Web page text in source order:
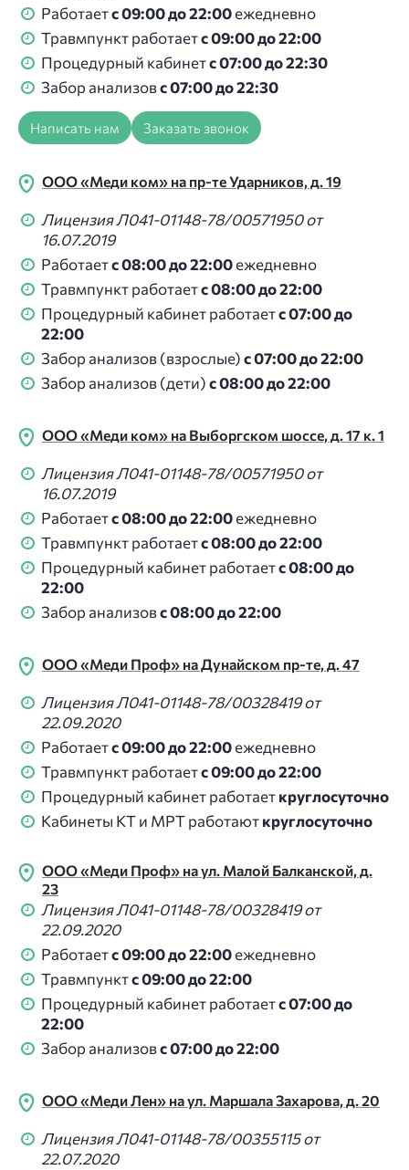
Работаетс 09:00 до 22:00ежедневно
Травмпункт работаетс 09:00 до 22:00
Процедурный кабинетс 07:00 до 22:30
Забор анализовс 07:00 до 22:30
Написать нам Заказать звонок
ООО «Меди ком» на пр-те Ударников, д. 19
Лицензия Л041-01148-78/00571950 от
16.07.2019
Работаетс 08:00 до 22:00ежедневно
Травмпункт работаетс 08:00 до 22:00
Процедурный кабинет работаетс 07:00 до
22:00
Забор анализов (взрослые)с 07:00 до 22:00
Забор анализов (дети)с 08:00 до 22:00
ООО «Меди ком» на Выборгском шоссе, д. 17 к. 1
Лицензия Л041-01148-78/00571950 от
16.07.2019
Работаетс 08:00 до 22:00ежедневно
Травмпункт работаетс 08:00 до 22:00
Процедурный кабинет работаетс 08:00 до
22:00
Забор анализовс 08:00 до 22:00
ООО «Меди Проф» на Дунайском пр-те, д. 47
Лицензия Л041-01148-78/00328419 от
22.09.2020
Работаетс 09:00 до 22:00ежедневно
Травмпункт работаетс 09:00 до 22:00
Процедурный кабинет работаеткруглосуточно
Кабинеты КТ и МРТ работаюткруглосуточно
ООО «Меди Проф» на ул. Малой Балканской, д.
23
Лицензия Л041-01148-78/00328419 от
22.09.2020
Работаетс 09:00 до 22:00ежедневно
Травмпунктс 09:00 до 22:00
Процедурный кабинет работаетс 07:00 до
22:00
Забор анализовс 07:00 до 22:00
ООО «Меди Лен» на ул. Маршала Захарова, д. 20
Лицензия Л041-01148-78/00355115 от
22.07.2020